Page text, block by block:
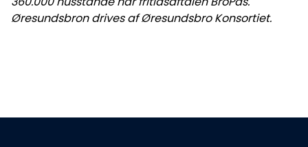
Øresundsbron drives af Øresundsbro Konsortiet.